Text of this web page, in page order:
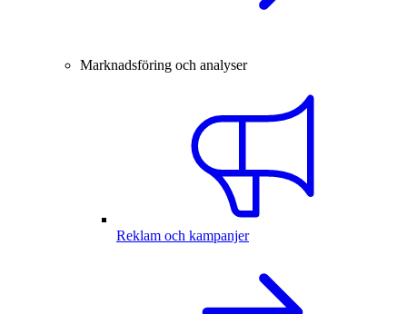
Marknadsföring och analyser
Reklam och kampanjer